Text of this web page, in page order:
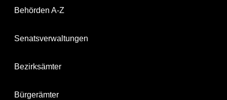
Behörden A-Z
Senatsverwaltungen
Bezirksämter
Bürgerämter